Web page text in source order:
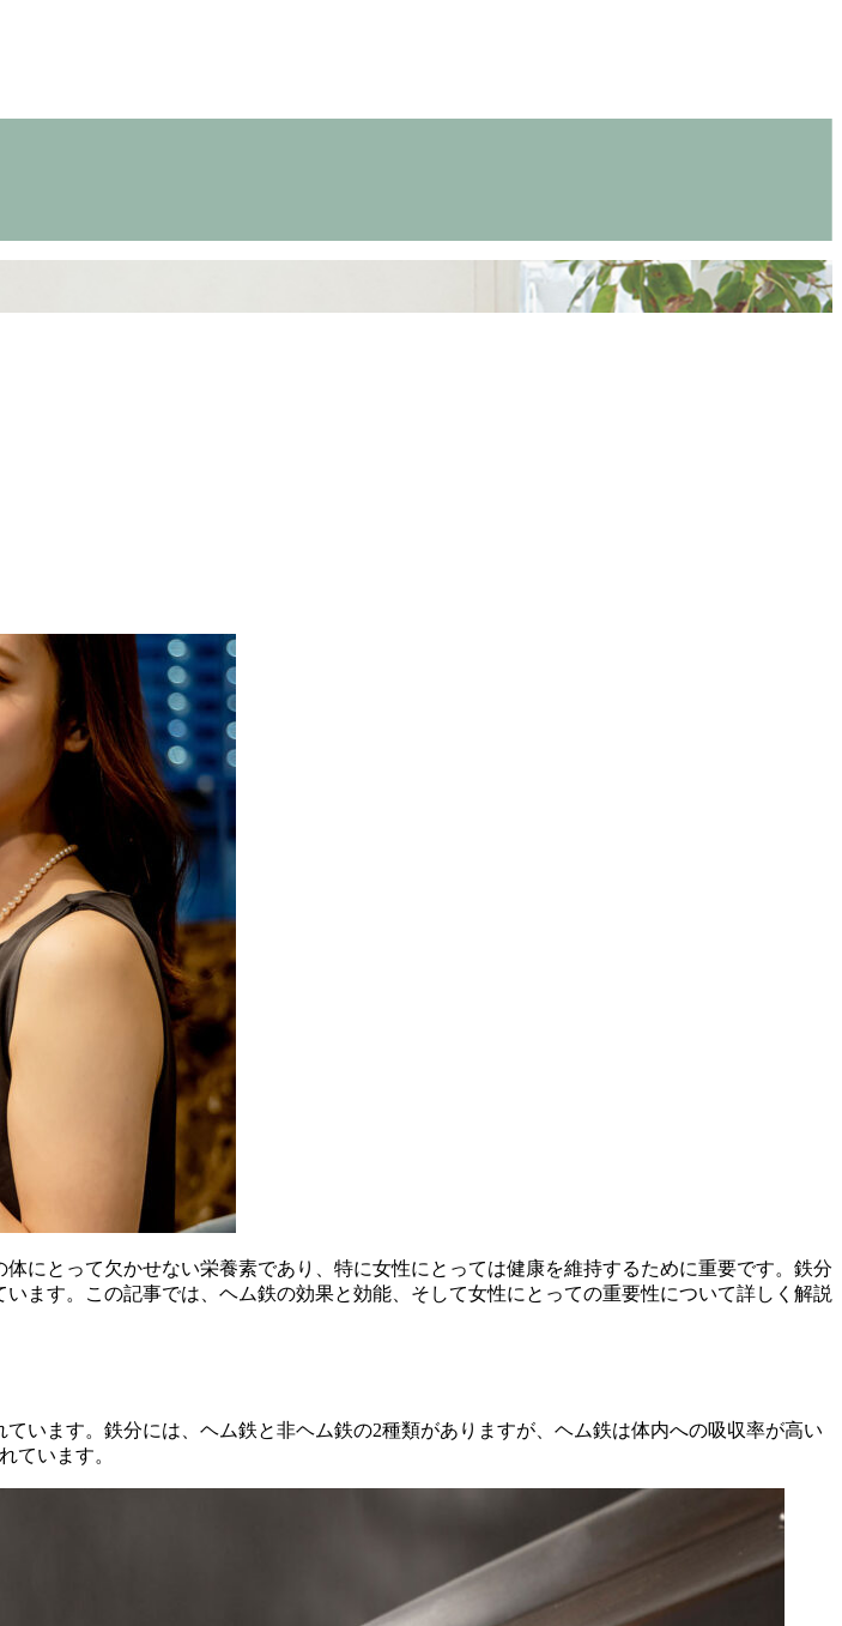
にとって欠かせない栄養素であり、特に女性にとっては健康を維持するために重要です。鉄分
ます。この記事では、ヘム鉄の効果と効能、そして女性にとっての重要性について詳しく解説
います。鉄分には、ヘム鉄と非ヘム鉄の2種類がありますが、ヘム鉄は体内への吸収率が高い
ています。